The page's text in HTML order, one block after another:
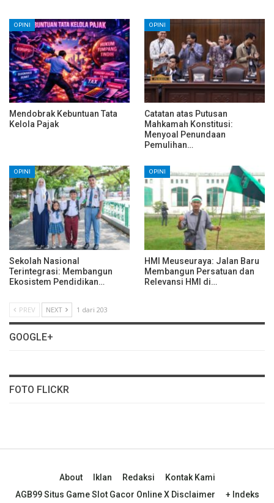
OPINI
Mendobrak Kebuntuan Tata
Kelola Pajak
OPINI
Catatan atas Putusan
Mahkamah Konstitusi:
Menyoal Penundaan
Pemulihan…
OPINI
Sekolah Nasional
Terintegrasi: Membangun
Ekosistem Pendidikan…
OPINI
HMI Meuseuraya: Jalan Baru
Membangun Persatuan dan
Relevansi HMI di…
PREV NEXT 1 dari 203
GOOGLE+
FOTO FLICKR
About Iklan Redaksi
Kontak Kami
AGB99 Situs Game Slot Gacor Online X Disclaimer
+ Indeks